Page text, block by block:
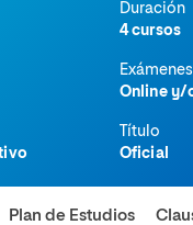
Duración
4 cursos
Exámenes
Online y/
Título
Oficial
Plan de Estudios